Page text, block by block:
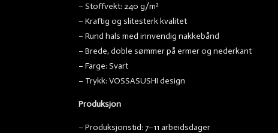
– Stoffvekt: 240 g/m²
– Kraftig og slitesterk kvalitet
– Rund hals med innvendig nakkebånd
– Brede, doble sømmer på ermer og nederkant
– Farge: Svart
– Trykk: VOSSASUSHI design
Produksjon
– Produksjonstid: 7–11 arbeidsdager